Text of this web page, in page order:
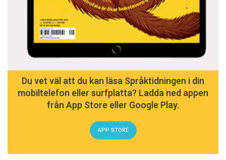
Du vet väl att du kan läsa Språktidningen i din
mobiltelefon eller surfplatta? Ladda ned appen
från App Store eller Google Play.
APP STORE